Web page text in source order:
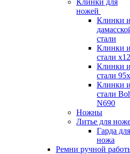
Клинки для
ножей
Клинки
стали
Клинки
стали
Клинки
стали
Клинки
стали
N690
Ножны
Литье для
Гарда для
ножа
Ремни ручной